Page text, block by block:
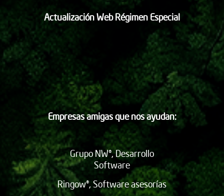
Actualización Web Régimen Especial
Empresas amigas que nos ayudan:
Grupo NW®, Desarrollo
Software
Ringow®, Software asesorías